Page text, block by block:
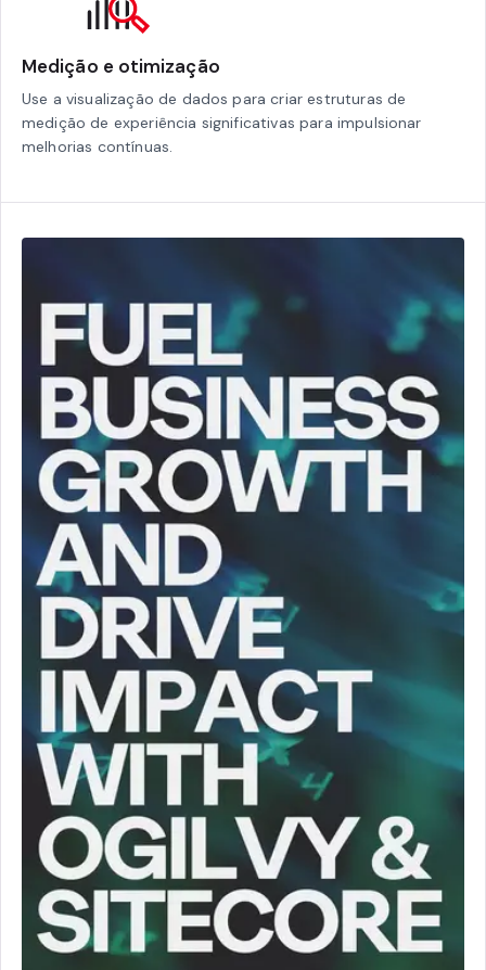
Medição e otimização
Use a visualização de dados para criar estruturas de
medição de experiência significativas para impulsionar
melhorias contínuas.